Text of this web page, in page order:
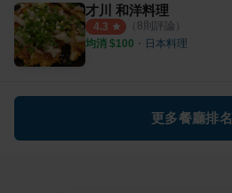
才川 和洋料理
4.3 （ 8則評論）
均消 $100 ・ 日本料理
更多餐廳排名